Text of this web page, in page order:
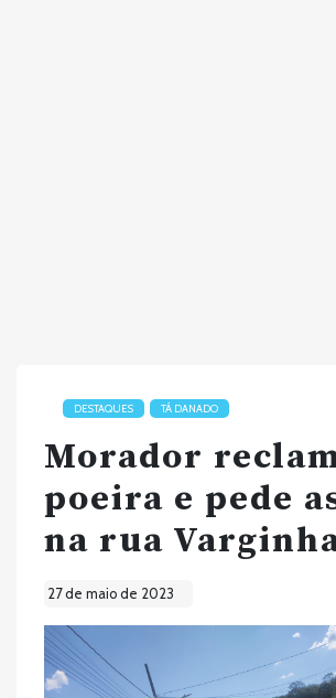
DESTAQUES TÁ DANADO
Morador
poeira e pede
na rua
27 de maio de 2023